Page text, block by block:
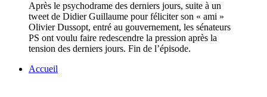
Après le psychodrame des derniers jours, suite à un
tweet de Didier Guillaume pour féliciter son « ami »
Olivier Dussopt, entré au gouvernement, les sénateurs
PS ont voulu faire redescendre la pression après la
tension des derniers jours. Fin de l’épisode.
Accueil